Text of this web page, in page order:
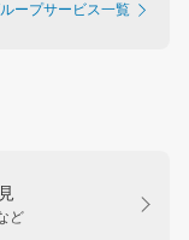
ープサービス一覧
ど